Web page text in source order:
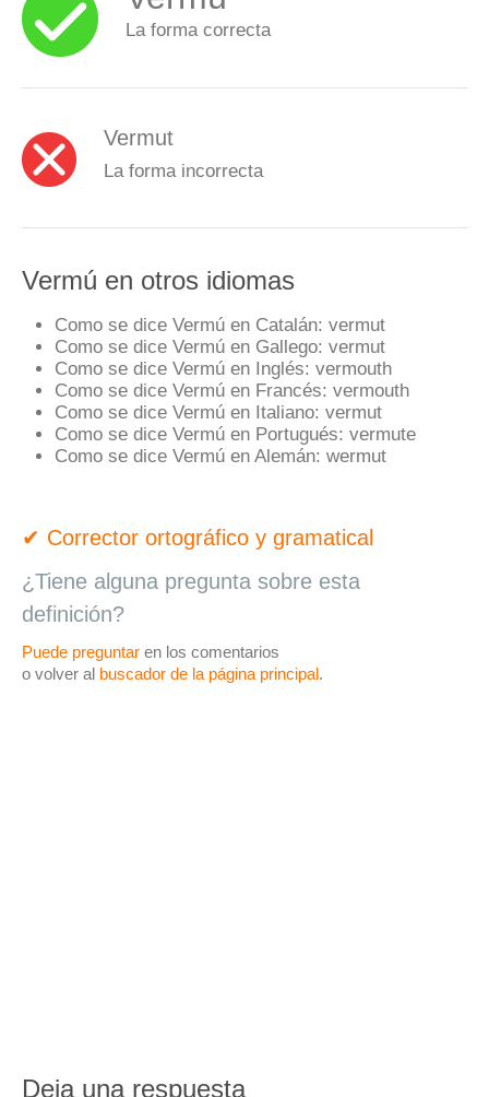
La forma correcta
Vermut
La forma incorrecta
Vermú en otros idiomas
Como se dice Vermú en Catalán: vermut
Como se dice Vermú en Gallego: vermut
Como se dice Vermú en Inglés: vermouth
Como se dice Vermú en Francés: vermouth
Como se dice Vermú en Italiano: vermut
Como se dice Vermú en Portugués: vermute
Como se dice Vermú en Alemán: wermut
✔ Corrector ortográfico y gramatical
¿Tiene alguna pregunta sobre esta
definición?
Puede preguntar en los comentarios
o volver al buscador de la página principal.
Deja una respuesta